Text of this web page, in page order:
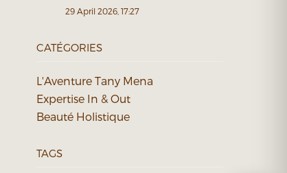
29 April 2026, 17:27
CATÉGORIES
L'Aventure Tany Mena
Expertise In & Out
Beauté Holistique
TAGS